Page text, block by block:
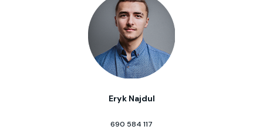
Eryk Najdul
690 584 117